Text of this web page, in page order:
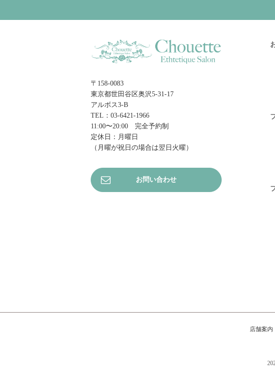
〒158-0083
東京都世田谷区奥沢5-31-17
アルボス3-B
TEL：03-6421-1966
11:00〜20:00 完全予約制
定休日：月曜日
（月曜が祝日の場合は翌日火曜）
お問い合わせ
店舗案内